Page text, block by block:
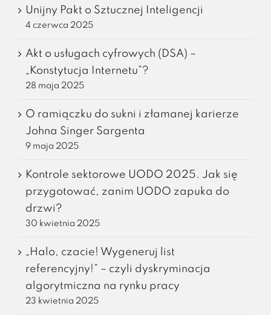
Unijny Pakt o Sztucznej Inteligencji
4 czerwca 2025
Akt o usługach cyfrowych (DSA) –
„Konstytucja Internetu”?
28 maja 2025
O ramiączku do sukni i złamanej karierze
Johna Singer Sargenta
9 maja 2025
Kontrole sektorowe UODO 2025. Jak się
przygotować, zanim UODO zapuka do
drzwi?
30 kwietnia 2025
„Halo, czacie! Wygeneruj list
referencyjny!” – czyli dyskryminacja
algorytmiczna na rynku pracy
23 kwietnia 2025